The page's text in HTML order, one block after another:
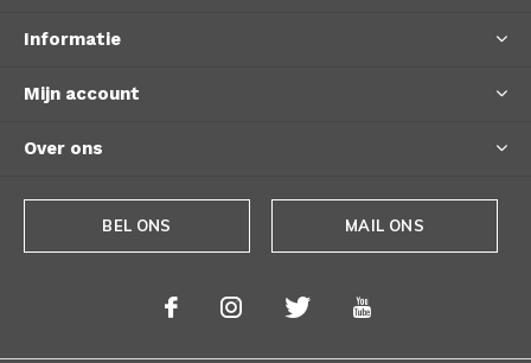
Informatie
Mijn account
Over ons
BEL ONS MAIL ONS